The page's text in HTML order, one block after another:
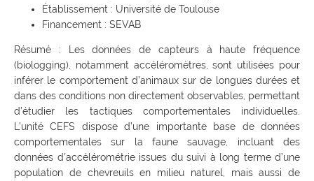
Établissement : Université de Toulouse
Financement : SEVAB
Résumé : Les données de capteurs à haute fréquence
(biologging), notamment accéléromètres, sont utilisées pour
inférer le comportement d’animaux sur de longues durées et
dans des conditions non directement observables, permettant
d’étudier les tactiques comportementales individuelles.
L’unité CEFS dispose d’une importante base de données
comportementales sur la faune sauvage, incluant des
données d’accélérométrie issues du suivi à long terme d’une
population de chevreuils en milieu naturel, mais aussi de